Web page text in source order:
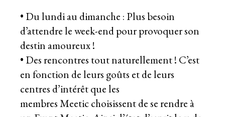
• Du lundi au dimanche : Plus besoin
d’attendre le week-end pour provoquer son
destin amoureux !
• Des rencontres tout naturellement ! C’est
en fonction de leurs goûts et de leurs
centres d’intérêt que les
membres Meetic choisissent de se rendre à